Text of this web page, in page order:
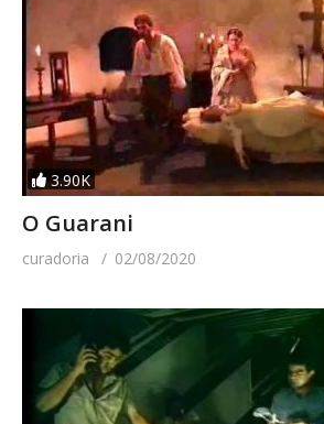
3.90K
O Guarani
curadoria 02/08/2020